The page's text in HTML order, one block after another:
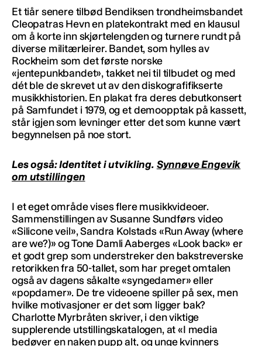
Et tiår senere tilbød Bendiksen trondheimsbandet
Cleopatras Hevn en platekontrakt med en klausul
om å korte inn skjørtelengden og turnere rundt på
diverse militærleirer. Bandet, som hylles av
Rockheim som det første norske
«jentepunkbandet», takket nei til tilbudet og med
dét ble de skrevet ut av den diskografifikserte
musikkhistorien. En plakat fra deres debutkonsert
på Samfundet i 1979, og et demoopptak på kassett,
står igjen som levninger etter det som kunne vært
begynnelsen på noe stort.
Les også: Identitet i utvikling. Synnøve Engevik
om utstillingen
I et eget område vises flere musikkvideoer.
Sammenstillingen av Susanne Sundførs video
«Silicone veil», Sandra Kolstads «Run Away (where
are we?)» og Tone Damli Aaberges «Look back» er
et godt grep som understreker den bakstreverske
retorikken fra 50-tallet, som har preget omtalen
også av dagens såkalte «syngedamer» eller
«popdamer». De tre videoene spiller på sex, men
hvilke motivasjoner er det som ligger bak?
Charlotte Myrbråten skriver, i den viktige
supplerende utstillingskatalogen, at «I media
bedøver en naken pupp alt, og unge kvinners